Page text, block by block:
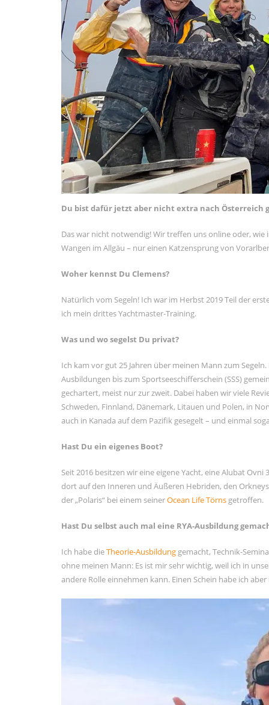
Du bist dafür jetzt aber nicht extra nach Österreich
Das war nicht notwendig! Wir treffen uns online oder, wie
Wangen im Allgäu – nur einen Katzensprung von
Woher kennst Du Clemens?
Natürlich vom Segeln! Ich war im Herbst 2019 Teil der
ich mein drittes Yachtmaster-Training.
Was und wo segelst Du privat?
Ich kam vor gut 25 Jahren über meinen Mann zum
Ausbildungen bis zum Sportseeschifferschein (SSS)
gechartert, meist nur zur zweit. Dabei haben wir viele
Schweden, Finnland, Dänemark, Litauen und Polen, in
auch in Kanada auf dem Pazifik gesegelt – und einmal
Hast Du ein eigenes Boot?
Seit 2016 besitzen wir eine eigene Yacht, eine Alubat
dort auf den Inneren und Äußeren Hebriden, den
der „Polaris“ bei einem seinerOcean Life Törns getroffen.
Hast Du selbst auch mal eine RYA-Ausbildung
Ich habe dieTheorie-Ausbildung gemacht, Technik-
ohne meinen Mann: Es ist mir sehr wichtig, weil ich in
andere Rolle einnehmen kann. Einen Schein habe ich